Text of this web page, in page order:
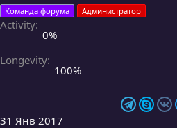
Команда форума Администратор
Activity
0%
Longevity
100%
31 Янв 2017